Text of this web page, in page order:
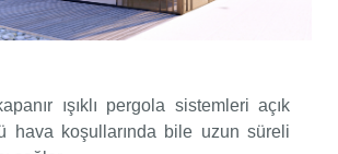
ışıklı pergola sistemleri açık
hava koşullarında bile uzun süreli